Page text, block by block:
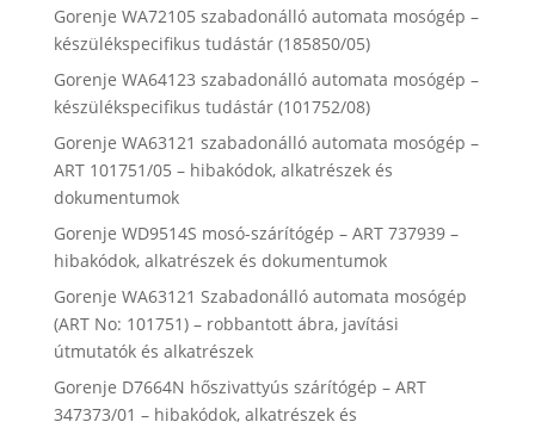
Gorenje WA72105 szabadonálló automata mosógép –
készülékspecifikus tudástár (185850/05)
Gorenje WA64123 szabadonálló automata mosógép –
készülékspecifikus tudástár (101752/08)
Gorenje WA63121 szabadonálló automata mosógép –
ART 101751/05 – hibakódok, alkatrészek és
dokumentumok
Gorenje WD9514S mosó-szárítógép – ART 737939 –
hibakódok, alkatrészek és dokumentumok
Gorenje WA63121 Szabadonálló automata mosógép
(ART No: 101751) – robbantott ábra, javítási
útmutatók és alkatrészek
Gorenje D7664N hőszivattyús szárítógép – ART
347373/01 – hibakódok, alkatrészek és